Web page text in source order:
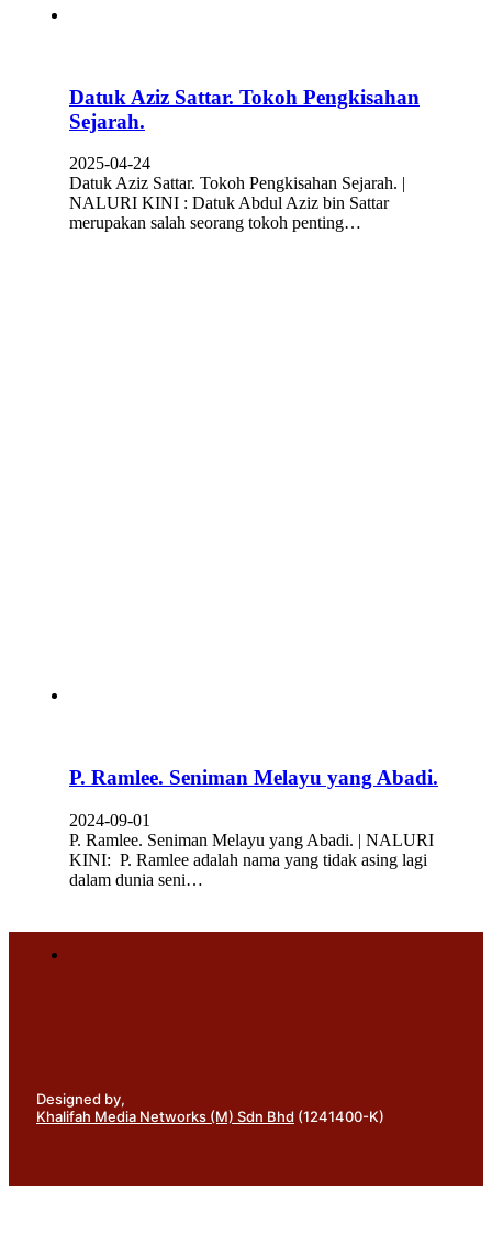
Datuk Aziz Sattar. Tokoh Pengkisahan
Sejarah.
2025-04-24
Datuk Aziz Sattar. Tokoh Pengkisahan Sejarah. |
NALURI KINI : Datuk Abdul Aziz bin Sattar
merupakan salah seorang tokoh penting…
P. Ramlee. Seniman Melayu yang Abadi.
2024-09-01
P. Ramlee. Seniman Melayu yang Abadi. | NALURI
KINI: P. Ramlee adalah nama yang tidak asing lagi
dalam dunia seni…
Designed by,
Khalifah Media Networks (M) Sdn Bhd (1241400-K)